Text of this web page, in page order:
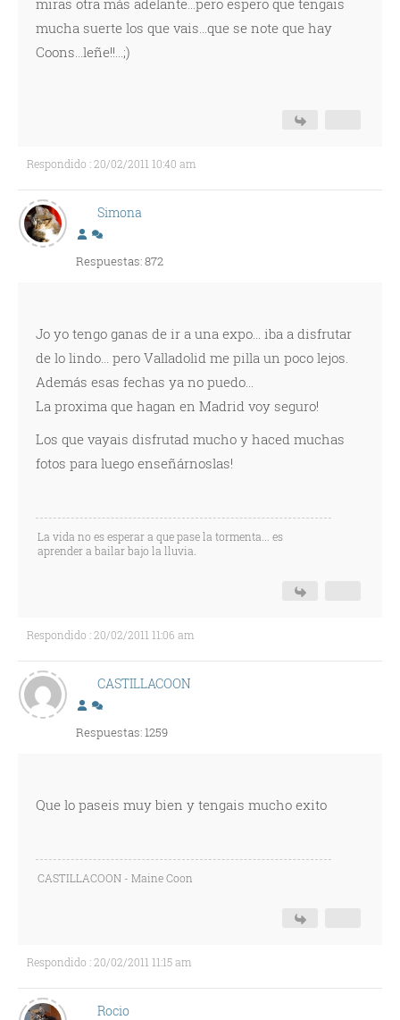
miras otra más adelante...pero espero que tengais
mucha suerte los que vais...que se note que hay
Coons...leñe!!...;)
Respondido : 20/02/2011 10:40 am
Simona
Respuestas: 872
Jo yo tengo ganas de ir a una expo... iba a disfrutar
de lo lindo... pero Valladolid me pilla un poco lejos.
Además esas fechas ya no puedo...
La proxima que hagan en Madrid voy seguro!
Los que vayais disfrutad mucho y haced muchas
fotos para luego enseñárnoslas!
La vida no es esperar a que pase la tormenta... es
aprender a bailar bajo la lluvia.
Respondido : 20/02/2011 11:06 am
CASTILLACOON
Respuestas: 1259
Que lo paseis muy bien y tengais mucho exito
CASTILLACOON - Maine Coon
Respondido : 20/02/2011 11:15 am
Rocio